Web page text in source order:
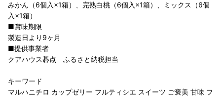
みかん（6個入×1箱）、完熟白桃（6個入×1箱）、ミックス（6個
入×1箱）
■賞味期限
製造日より9ヶ月
■提供事業者
クアハウス碁点 ふるさと納税担当
キーワード
マルハニチロ カップゼリー フルティシエ スイーツ ご褒美 甘味 フ